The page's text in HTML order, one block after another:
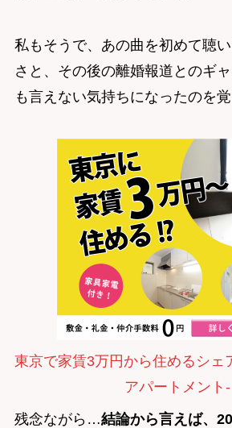
私もそうで、あの曲を初めて聴
さと、その後の離婚報道とのギ
も言えない気持ちになったのを覚
東京で家賃3万円から住めるシェ
アパートメント-
残念ながら…結論から言えば、